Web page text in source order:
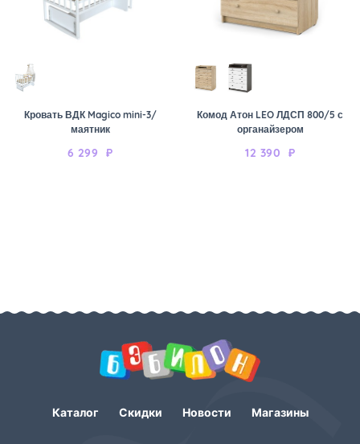
Кровать ВДК Magico mini-3/
маятник
6 299 ₽
Комод Атон LEO ЛДСП 800/5 с
органайзером
12 390 ₽
Каталог Скидки Новости Магазины